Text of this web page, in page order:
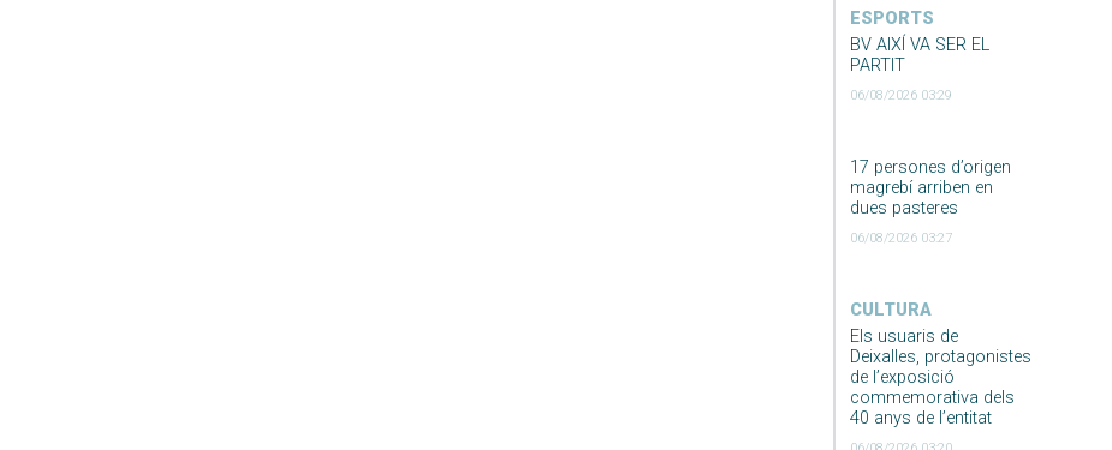
ESPORTS
BV AIXÍ VA SER EL
PARTIT
06/08/2026 03:29
17 persones d’origen
magrebí arriben en
dues pasteres
06/08/2026 03:27
CULTURA
Els usuaris de
Deixalles, protagonistes
de l’exposició
commemorativa dels
40 anys de l’entitat